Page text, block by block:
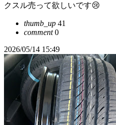
クスル売って欲しいです😢
thumb_up 41
comment0
2026/05/14 15:49